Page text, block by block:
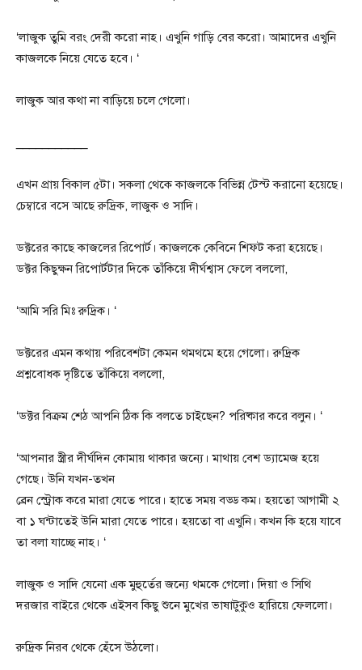
‘লাজুক তুমি বরং দেরী করো নাহ। এখুনি গাড়ি বের করো। আমাদের এখুনি
কাজলকে নিয়ে যেতে হবে। ‘
লাজুক আর কথা না বাড়িয়ে চলে গেলো।
এখন প্রায় বিকাল ৫টা। সকলা থেকে কাজলকে বিভিন্ন টেস্ট করানো হয়েছে।
চেম্বারে বসে আছে রুদ্রিক, লাজুক ও সাদি।
ডক্টরের কাছে কাজলের রিপোর্ট। কাজলকে কেবিনে শিফ্ট করা হয়েছে।
ডক্টর কিছুক্ষন রিপোর্টটার দিকে তাঁকিয়ে দীর্ঘশ্বাস ফেলে বললো,
‘আমি সরি মিঃ রুদ্রিক। ‘
ডক্টরের এমন কথায় পরিবেশটা কেমন থমথমে হয়ে গেলো। রুদ্রিক
প্রশ্নবোধক দৃষ্টিতে তাঁকিয়ে বললো,
‘ডক্টর বিক্রম শেঠ আপনি ঠিক কি বলতে চাইছেন? পরিষ্কার করে বলুন। ‘
‘আপনার স্ত্রীর দীর্ঘদিন কোমায় থাকার জন্যে। মাথায় বেশ ড্যামেজ হয়ে
গেছে। উনি যখন-তখন
ব্রেন স্ট্রোক করে মারা যেতে পারে। হাতে সময় বড্ড কম। হয়তো আগামী ২
বা ১ ঘন্টাতেই উনি মারা যেতে পারে। হয়তো বা এখুনি। কখন কি হয়ে যাবে
তা বলা যাচ্ছে নাহ। ‘
লাজুক ও সাদি যেনো এক মুহুর্তের জন্যে থমকে গেলো। দিয়া ও সিথি
দরজার বাইরে থেকে এইসব কিছু শুনে মুখের ভাষাটুকুও হারিয়ে ফেললো।
রুদ্রিক নিরব থেকে হেঁসে উঠলো।